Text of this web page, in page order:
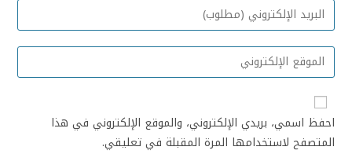
احفظ اسمي، بريدي الإلكتروني، والموقع الإلكتروني في هذا
المتصفح لاستخدامها المرة المقبلة في تعليقي.